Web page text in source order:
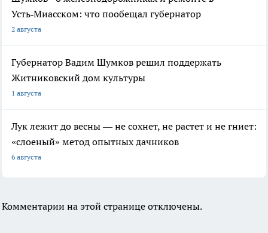
Усть‑Миасском: что пообещал губернатор
2 августа
Губернатор Вадим Шумков решил поддержать
Житниковский дом культуры
1 августа
Лук лежит до весны — не сохнет, не растет и не гниет:
«слоеный» метод опытных дачников
6 августа
Комментарии на этой странице отключены.